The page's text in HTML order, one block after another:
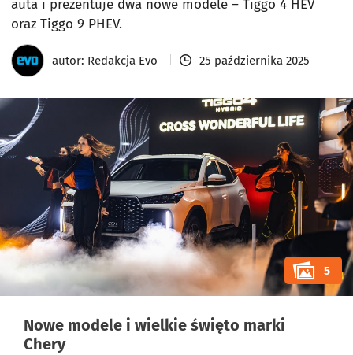
auta i prezentuje dwa nowe modele – Tiggo 4 HEV
oraz Tiggo 9 PHEV.
autor: Redakcja Evo 25 października 2025
5
Nowe modele i wielkie święto marki
Chery